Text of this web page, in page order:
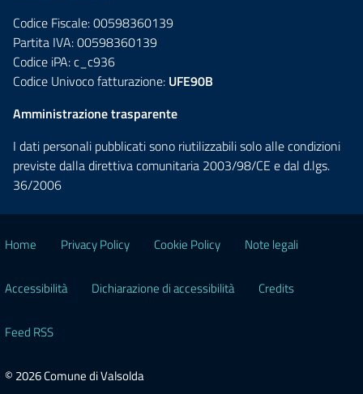
Codice Fiscale: 00598360139
Partita IVA: 00598360139
Codice iPA: c_c936
Codice Univoco fatturazione: UFE90B
Amministrazione trasparente
I dati personali pubblicati sono riutilizzabili solo alle condizioni
previste dalla direttiva comunitaria 2003/98/CE e dal d.lgs.
36/2006
Home Privacy Policy Cookie Policy Note legali
Accessibilità Dichiarazione di accessibilità Credits
Feed RSS
© 2026 Comune di Valsolda